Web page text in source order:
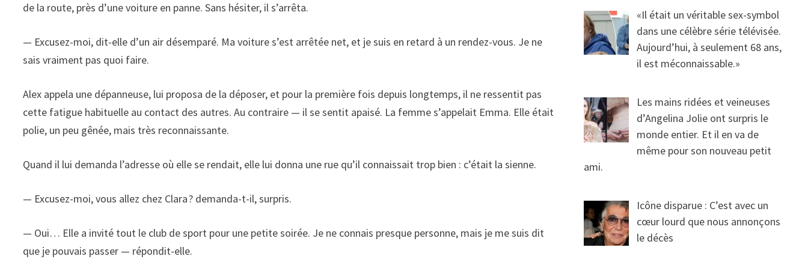
de la route, près d’une voiture en panne. Sans hésiter, il s’arrêta.
— Excusez-moi, dit-elle d’un air désemparé. Ma voiture s’est arrêtée net, et je suis en retard à un rendez-vous. Je ne
sais vraiment pas quoi faire.
Alex appela une dépanneuse, lui proposa de la déposer, et pour la première fois depuis longtemps, il ne ressentit pas
cette fatigue habituelle au contact des autres. Au contraire — il se sentit apaisé. La femme s’appelait Emma. Elle était
polie, un peu gênée, mais très reconnaissante.
Quand il lui demanda l’adresse où elle se rendait, elle lui donna une rue qu’il connaissait trop bien : c’était la sienne.
— Excusez-moi, vous allez chez Clara ? demanda-t-il, surpris.
— Oui… Elle a invité tout le club de sport pour une petite soirée. Je ne connais presque personne, mais je me suis dit
que je pouvais passer — répondit-elle.
«Il était un véritable sex-symbol
dans une célèbre série télévisée.
Aujourd’hui, à seulement 68 ans,
il est méconnaissable.»
Les mains ridées et veineuses
d’Angelina Jolie ont surpris le
monde entier. Et il en va de
même pour son nouveau petit
ami.
Icône disparue : C’est avec un
cœur lourd que nous annonçons
le décès